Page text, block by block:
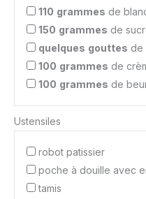
110 grammes de
150 grammes de
quelques gouttes de
100 grammes de
100 grammes de
Ustensiles
robot patissier
poche à douille avec
tamis